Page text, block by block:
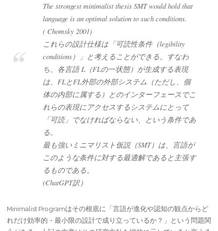
The strongest minimalist thesis SMT would hold that
language is an optimal solution to such conditions.
( Chomsky 2001)
これらの設計仕様は「可読性条件（legibility
conditions）」と考えることができる。すなわ
ち、各言語 L（FLの一状態）が生成する表現
は、FLとFL外部の外部システム（ただし、個
体の内部に属する）とのインターフェースでこ
れらの表現にアクセスするシステムにとって
「可読」でなければならない、という条件であ
る。
最も強いミニマリスト仮説（SMT）は、言語が
このような条件に対する最適解であると主張す
るものである。
(ChatGPT訳）
Minimalist Programはその根底に「言語が進化や認知の観点からど
れだけ効率的・最小限の設計で成り立っているか？」という問題関